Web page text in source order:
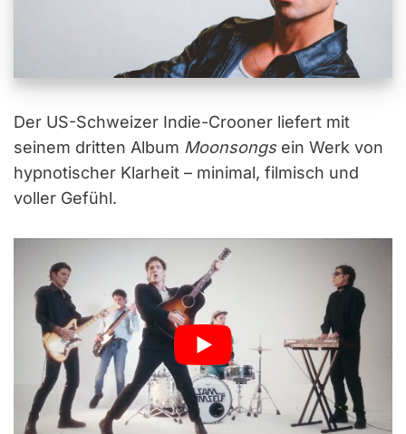
Der US-Schweizer Indie-Crooner liefert mit
seinem dritten Album Moonsongs ein Werk von
hypnotischer Klarheit – minimal, filmisch und
voller Gefühl.